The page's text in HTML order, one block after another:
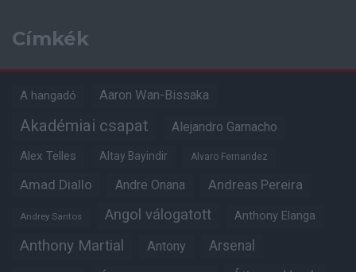
Címkék
A hangadó Aaron Wan-Bissaka
Akadémiai csapat Alejandro Garnacho
Alex Telles Altay Bayindir Alvaro Fernandez
Amad Diallo Andre Onana Andreas Pereira
Andrey Santos Angol válogatott Anthony Elanga
Anthony Martial Antony Arsenal